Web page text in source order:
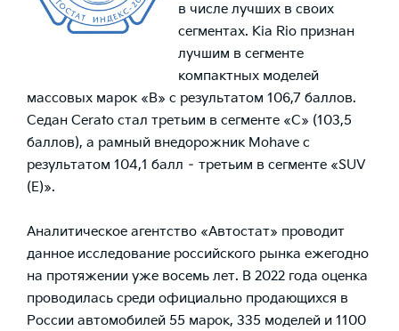
в числе лучших в своих
сегментах. Kia Rio признан
лучшим в сегменте
компактных моделей
массовых марок «В» с результатом 106,7 баллов.
Седан Cerato стал третьим в сегменте «С» (103,5
баллов), а рамный внедорожник Mohave с
результатом 104,1 балл – третьим в сегменте «SUV
(Е)».
Аналитическое агентство «Автостат» проводит
данное исследование российского рынка ежегодно
на протяжении уже восемь лет. В 2022 года оценка
проводилась среди официально продающихся в
России автомобилей 55 марок, 335 моделей и 1100